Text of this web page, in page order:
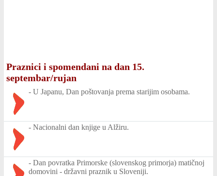
Praznici i spomendani na dan 15.
septembar/rujan
- U Japanu, Dan poštovanja prema starijim osobama.
- Nacionalni dan knjige u Alžiru.
- Dan povratka Primorske (slovenskog primorja) matičnoj
domovini - državni praznik u Sloveniji.